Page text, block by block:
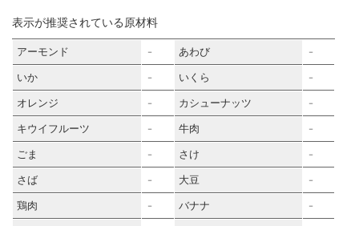
表示が推奨されている原材料
アーモンド － あわび －
いか － いくら －
オレンジ － カシューナッツ －
キウイフルーツ － 牛肉 －
ごま － さけ －
さば － 大豆 －
鶏肉 － バナナ －